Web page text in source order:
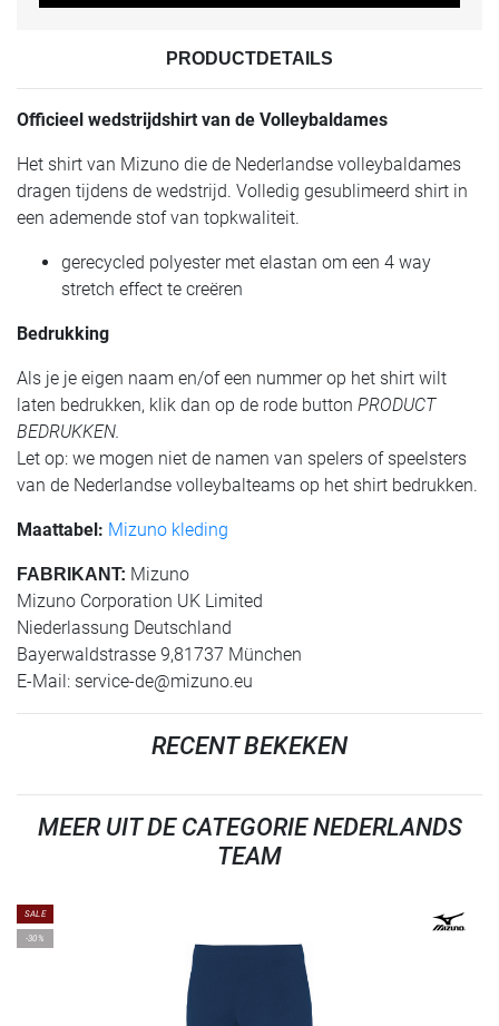
PRODUCTDETAILS
Officieel wedstrijdshirt van de Volleybaldames
Het shirt van Mizuno die de Nederlandse volleybaldames
dragen tijdens de wedstrijd. Volledig gesublimeerd shirt in
een ademende stof van topkwaliteit.
gerecycled polyester met elastan om een 4 way
stretch effect te creëren
Bedrukking
Als je je eigen naam en/of een nummer op het shirt wilt
laten bedrukken, klik dan op de rode button PRODUCT
BEDRUKKEN.
Let op: we mogen niet de namen van spelers of speelsters
van de Nederlandse volleybalteams op het shirt bedrukken.
Maattabel: Mizuno kleding
FABRIKANT: Mizuno
Mizuno Corporation UK Limited
Niederlassung Deutschland
Bayerwaldstrasse 9,81737 München
E-Mail: service-de@mizuno.eu
RECENT BEKEKEN
MEER UIT DE CATEGORIE NEDERLANDS
TEAM
SALE
-30%